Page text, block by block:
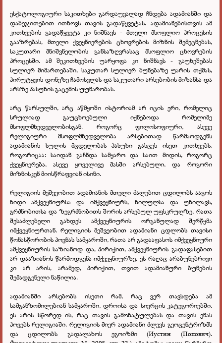
ესქატოლოგიური საკითხები გარდაუვალად ჩნდება ადამიანში და
დაბეჯითებით ითხოვს თავის გადაწყვეტას. ადამიანებისთვის ამ
კითხვების გადაწყვეტა კი ნიშნავს - მთელი მსოფლიო პროცესის
გააზრებას, მთელი ქვეყნიერების ცხოვრების მიზნის შემეცნებას,
საკუთარი მნიშვნელობის განსაზღვრასაც მსოფლიო ცხოვრების
პროცესში. ამ შეკითხვების უარყოფა კი ნიშნავს - გაუხეშებას
სულიერ მიმართებაში, საკუთარ სულიერ ბუნებაზე უარის თქმას,
პირუტყვის დონეზე ჩამოსვლას და საკუთარი არსებობის მიზანსა და
არსზე პასუხის გაცემის უუნარობას.
არც წარსულში, არც აწმყოში ისტორიამ არ იცის ერი, რომელიც
სრულიად გაუცხოებული იქნებოდა რომელიმე
მსოფლმხედველობისგან. როგორც ფილოსოფიური, ასევე
რელიგიური მსოფლმხედველობა არსებითად წარმაოდგენს
ადამიანის სულის მცდელობას პასუხი გასცეს ისეთ კითხვებს,
როგორიცაა: საიდან გაჩნდა სამყარო და საით მიდის, როგორც
ქვეყნიერება, ასევე ყოველივე მასში არსებული, და როგორი
მიზნისკენ მიისწრაფვიან ისინი.
რელიგიის მეშვეობით ადამიანის მთელი ძალებით ცდილობს ააგოს
ხიდი ამქვეყნიურსა და იმქვეყნიურს, ხილულსა და უხილავს,
გრძნობითსა და ზეგრძნობითს შორის არსებულ უფსკრულზე, რათა
შესაძლებელი გახდეს ამქვეყნიურის ორგანულად შერწყმა
იმქვეყნიურთან. რელიგიის მეშვეობით ადამიანი ცდლობს თავისი
წონასწორობის პოვნას სამყაროში, რათა არ გადააფასოს იმქვეყნიური
ამქვეყნიურის საზიანოდ და, პირიქით, ამქვეყნიურის გადაფასებით
არ დააზიანოს წარმოდგენა იმქვეყნიურზე. ეს რაღაც არაბუნებრივი
კი არ არის, არამედ, პირიქით, თვით ადამიანური ბუნების
შემადგენელი ნაწილია.
ადამიანში არსებობს ისეთი რამ, რაც ვერ თავსდება ამ
სამგანზომილებიან სამყაროში, დროისა და სივრცის კატეგორიებში.
ეს არის სწორედ ის, რაც თავის გამოხატულებას და თავის ენას
პოვებს რელიგიაში. რელიგიის მიერ ადამიანი ძლევს გეოცენტრიზმს
და ცდილობს გადალახოს ეგოიზმი (Иустин (Попович).